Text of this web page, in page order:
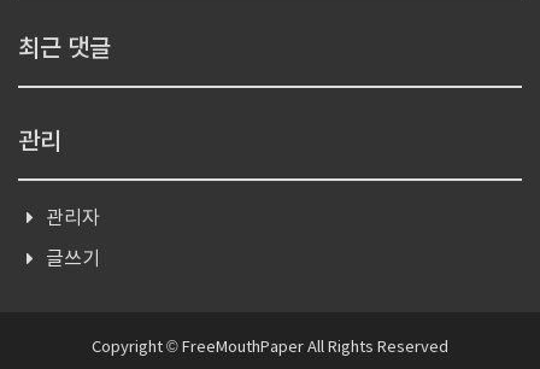
최근 댓글
관리
관리자
글쓰기
Copyright © FreeMouthPaper All Rights Reserved